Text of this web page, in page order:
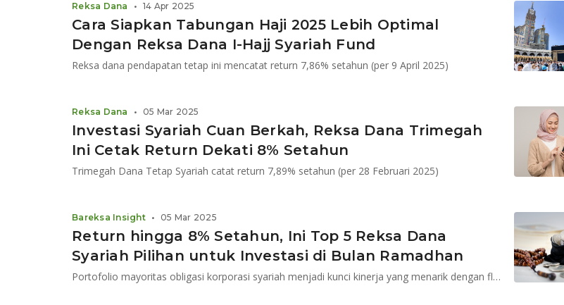
Cara Siapkan Tabungan Haji 2025 Lebih Optimal
Dengan Reksa Dana I-Hajj Syariah Fund
Reksa dana pendapatan tetap ini mencatat return 7,86% setahun (per 9 April 2025)
Reksa Dana • 14 Apr 2025
Investasi Syariah Cuan Berkah, Reksa Dana Trimegah
Ini Cetak Return Dekati 8% Setahun
Trimegah Dana Tetap Syariah catat return 7,89% setahun (per 28 Februari 2025)
Reksa Dana • 05 Mar 2025
Return hingga 8% Setahun, Ini Top 5 Reksa Dana
Syariah Pilihan untuk Investasi di Bulan Ramadhan
Portofolio mayoritas obligasi korporasi syariah menjadi kunci kinerja yang menarik dengan fluktuasi rendah
Bareksa Insight • 05 Mar 2025